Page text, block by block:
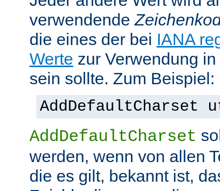
verwendende
die eines der bei IANA
Werte zur Verwendung
sein sollte. Zum Beispiel:
AddDefaultCharset
AddDefaultCharset
werden, wenn von allen
die es gilt, bekannt ist,